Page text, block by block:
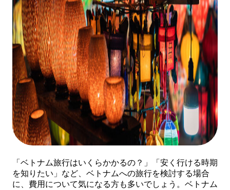
「ベトナム旅行はいくらかかるの？」「安く行ける時期
を知りたい」など、ベトナムへの旅行を検討する場合
に、費用について気になる方も多いでしょう。ベトナム